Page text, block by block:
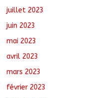
juillet 2023
juin 2023
mai 2023
avril 2023
mars 2023
février 2023